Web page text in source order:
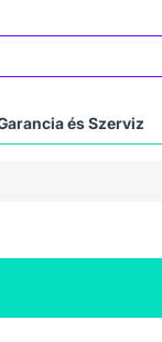
és Szerviz